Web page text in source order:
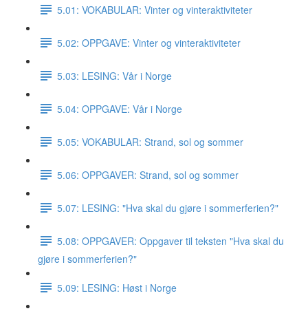
5.01: VOKABULAR: Vinter og vinteraktiviteter
5.02: OPPGAVE: Vinter og vinteraktiviteter
5.03: LESING: Vår i Norge
5.04: OPPGAVE: Vår i Norge
5.05: VOKABULAR: Strand, sol og sommer
5.06: OPPGAVER: Strand, sol og sommer
5.07: LESING: "Hva skal du gjøre i sommerferien?"
5.08: OPPGAVER: Oppgaver til teksten "Hva skal du
gjøre i sommerferien?"
5.09: LESING: Høst i Norge